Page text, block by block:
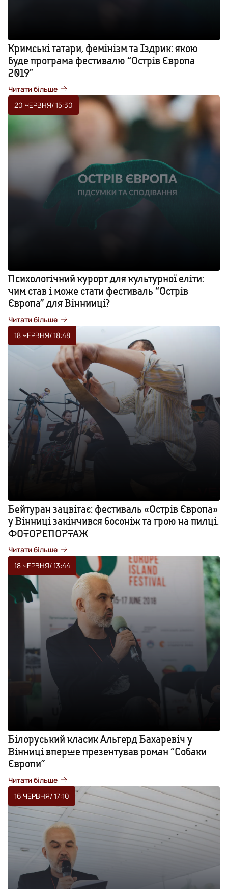
Кримські татари, фемінізм та Іздрик: якою
буде програма фестивалю “Острів Європа
2019”
Читати більше
20 ЧЕРВНЯ/ 15:30
Психологічний курорт для культурної еліти:
чим став і може стати фестиваль “Острів
Європа” для Віннииці?
Читати більше
18 ЧЕРВНЯ/ 18:48
Бейтуран зацвітає: фестиваль «Острів Європа»
у Вінниці закінчився босоніж та грою на пилці.
ФОТОРЕПОРТАЖ
Читати більше
18 ЧЕРВНЯ/ 13:44
Білоруський класик Альгерд Бахаревіч у
Вінниці вперше презентував роман “Собаки
Європи”
Читати більше
16 ЧЕРВНЯ/ 17:10